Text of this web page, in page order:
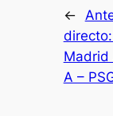
←
Madrid
A –